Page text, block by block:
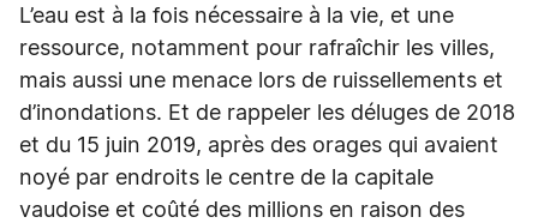
L’eau est à la fois nécessaire à la vie, et une
ressource, notamment pour rafraîchir les villes,
mais aussi une menace lors de ruissellements et
d’inondations. Et de rappeler les déluges de 2018
et du 15 juin 2019, après des orages qui avaient
noyé par endroits le centre de la capitale
vaudoise et coûté des millions en raison des